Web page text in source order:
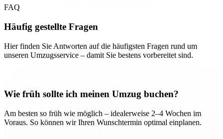
FAQ
Häufig gestellte Fragen
Hier finden Sie Antworten auf die häufigsten Fragen rund um
unseren Umzugsservice – damit Sie bestens vorbereitet sind.
Wie früh sollte ich meinen Umzug buchen?
Am besten so früh wie möglich – idealerweise 2–4 Wochen im
Voraus. So können wir Ihren Wunschtermin optimal einplanen.